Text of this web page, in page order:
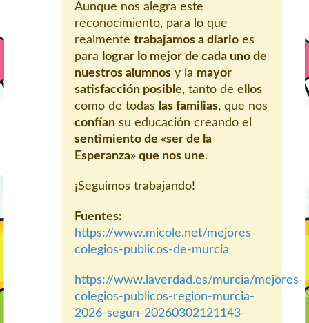
Aunque nos alegra este
reconocimiento, para lo que
realmente trabajamos a diario es
para lograr lo mejor de cada uno de
nuestros alumnos y la mayor
satisfacción posible, tanto de ellos
como de todas las familias, que nos
confían su educación creando el
sentimiento de «ser de la
Esperanza» que nos une.
¡Seguimos trabajando!
Fuentes:
https://www.micole.net/mejores-
colegios-publicos-de-murcia
https://www.laverdad.es/murcia/mejores-
colegios-publicos-region-murcia-
2026-segun-20260302121143-